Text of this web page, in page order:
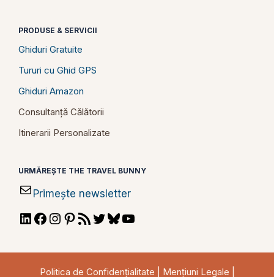
PRODUSE & SERVICII
Ghiduri Gratuite
Tururi cu Ghid GPS
Ghiduri Amazon
Consultanță Călătorii
Itinerarii Personalizate
URMĂREȘTE THE TRAVEL BUNNY
Primește newsletter
LinkedIn
Facebook
Instagram
Pinterest
RSSTwitterBluesky
Politica de Confidențialitate Mențiuni Legale